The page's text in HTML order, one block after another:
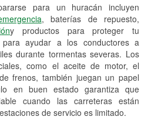
para un huracán incluyen
, baterías de repuesto,
y productos para proteger tu
ayudar a los conductores a
durante tormentas severas. Los
como el aceite de motor, el
frenos, también juegan un papel
en buen estado garantiza que
cuando las carreteras están
de servicio es limitado.
baterías y aceite
bombillas de faros
limpiaparabrisas
Préstamo de
de tambores y discos de